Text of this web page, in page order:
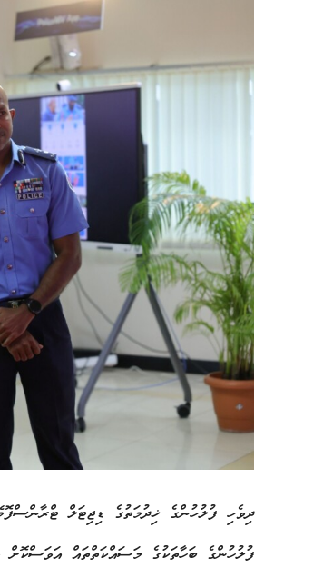
ދިވެހި ފުލުހުންގެ ޚިދުމަތުގެ ޑިޖިޓަލް
ފުލުހުންގެ ބަހާތަކުގެ މަސައްކަތްތައް އަވަސްކޮށް